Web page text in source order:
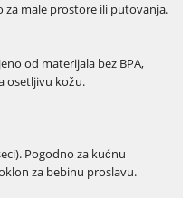
za male prostore ili putovanja.
od materijala bez BPA,
osetljivu kožu.
Pogodno za kućnu
za bebinu proslavu.